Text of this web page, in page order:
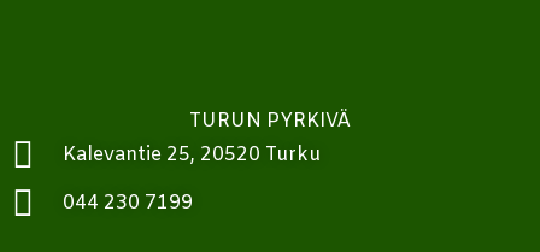
Kalevantie 25, 20520 Turku
044 230 7199
TURUN PYRKIVÄ